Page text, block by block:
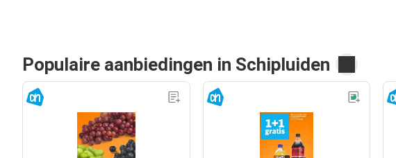
Populaire aanbiedingen in Schipluiden